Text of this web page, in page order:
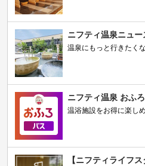
ニフティ温泉ニュー
温泉にもっと行きたく
ニフティ温泉 おふ
温浴施設をお得に楽し
【ニフティライフ